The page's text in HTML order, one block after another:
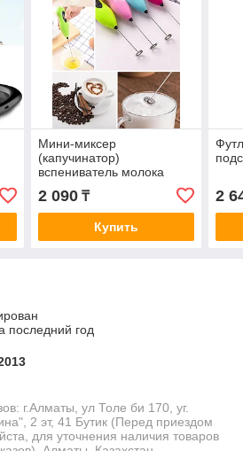
Мини-миксер
(капучинатор)
вспениватель молока
2 090₸
Купить
2
последний год
г.Алматы, ул Толе би 170, уг.
2 эт, 41 Бутик (Перед приездом
для уточнения наличия товаров